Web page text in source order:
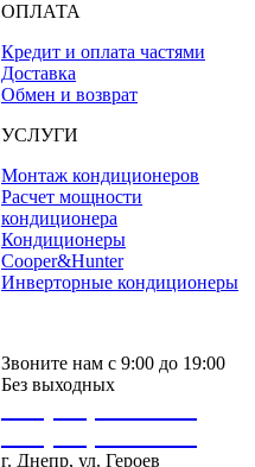
ОПЛАТА
Кредит и оплата частями
Доставка
Обмен и возврат
УСЛУГИ
Монтаж кондиционеров
Расчет мощности
кондиционера
Кондиционеры
Cooper&Hunter
Инверторные кондиционеры
Звоните нам с 9:00 до 19:00
Без выходных
г. Днепр, ул. Героев